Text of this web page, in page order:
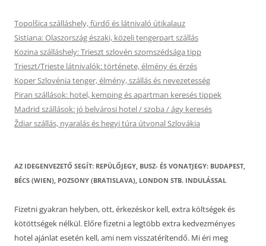
Topolšica szálláshely, fürdő és látnivaló útikalauz
Sistiana: Olaszország északi, közeli tengerpart szállás
Kozina szálláshely: Trieszt szlovén szomszédsága tipp
Trieszt/Trieste látnivalók: története, élmény és érzés
Koper Szlovénia tenger, élmény, szállás és nevezetesség
Piran szállások: hotel, kemping és apartman keresés tippek
Madrid szállások: jó belvárosi hotel / szoba / ágy keresés
Ždiar szállás, nyaralás és hegyi túra útvonal Szlovákia
AZ IDEGENVEZETŐ SEGÍT: REPÜLŐJEGY, BUSZ- ÉS VONATJEGY: BUDAPEST,
BÉCS (WIEN), POZSONY (BRATISLAVA), LONDON STB. INDULÁSSAL
Fizetni gyakran helyben, ott, érkezéskor kell, extra költségek és
kötöttségek nélkül. Előre fizetni a legtöbb extra kedvezményes
hotel ajánlat esetén kell, ami nem visszatérítendő. Mi éri meg